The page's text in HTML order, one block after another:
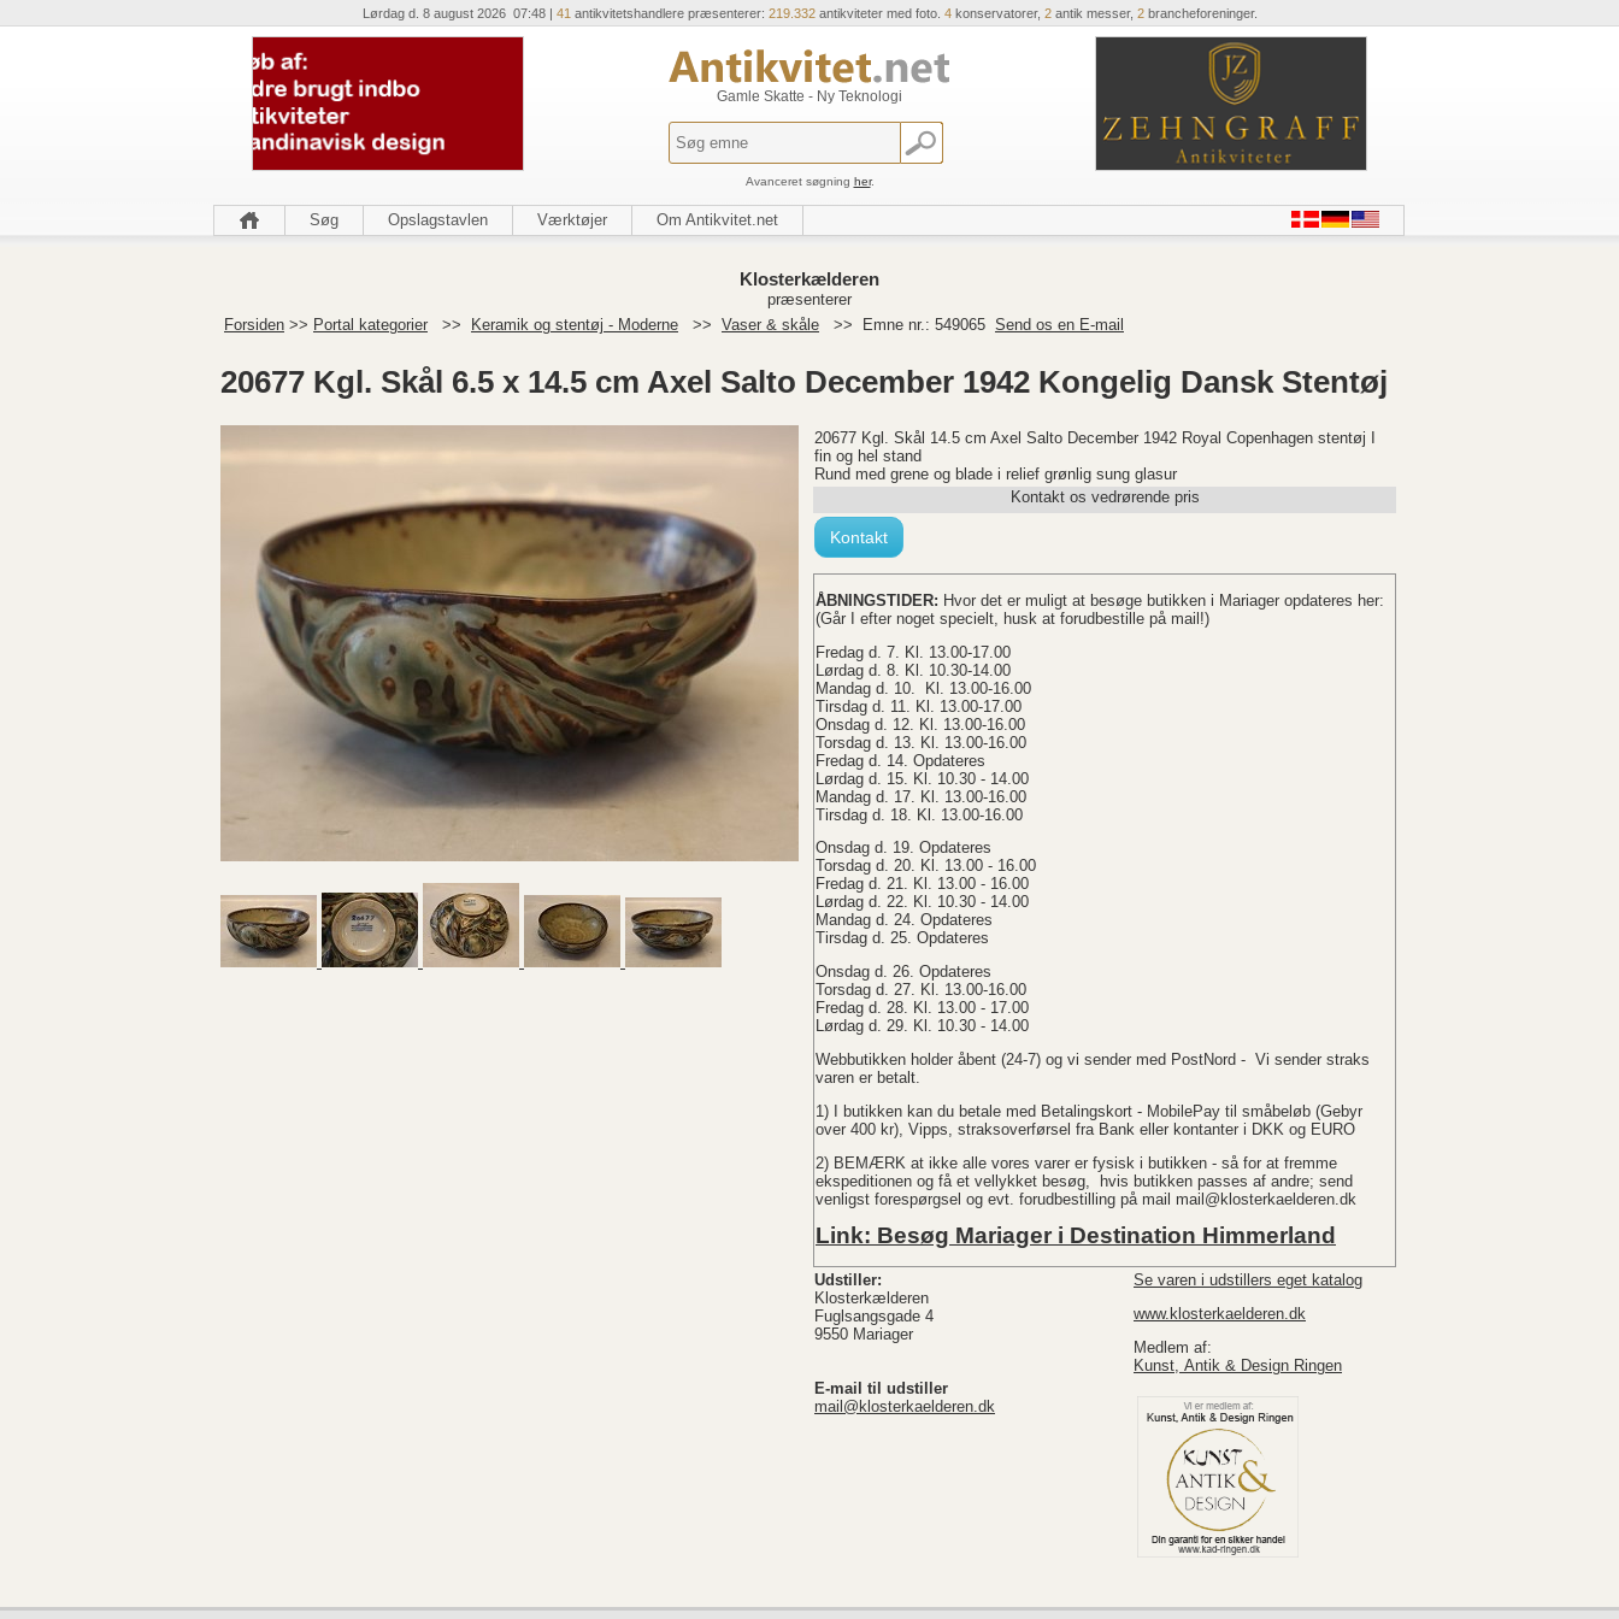
Lørdag d. 8 august 2026 07:48 | 41 antikvitetshandlere præsenterer: 219.332antikviteter med foto. 4konservatorer, 2antik messer, 2brancheforeninger.
Gamle Skatte - Ny Teknologi
Avanceret søgning her.
Søg Opslagstavlen Værktøjer Om Antikvitet.net
Klosterkælderen
præsenterer
Forsiden >> Portal kategorier >> Keramik og stentøj - Moderne >> Vaser & skåle >> Emne nr.: 549065 Send os en E-mail
20677 Kgl. Skål 6.5 x 14.5 cm Axel Salto December 1942 Kongelig Dansk Stentøj
20677 Kgl. Skål 14.5 cm Axel Salto December 1942 Royal Copenhagen stentøj I
fin og hel stand
Rund med grene og blade i relief grønlig sung glasur
Kontakt os vedrørende pris
Kontakt
ÅBNINGSTIDER: Hvor det er muligt at besøge butikken i Mariager opdateres her:
(Går I efter noget specielt, husk at forudbestille på mail!)
Fredag d. 7. Kl. 13.00-17.00
Lørdag d. 8. Kl. 10.30-14.00
Mandag d. 10. Kl. 13.00-16.00
Tirsdag d. 11. Kl. 13.00-17.00
Onsdag d. 12. Kl. 13.00-16.00
Torsdag d. 13. Kl. 13.00-16.00
Fredag d. 14. Opdateres
Lørdag d. 15. Kl. 10.30 - 14.00
Mandag d. 17. Kl. 13.00-16.00
Tirsdag d. 18. Kl. 13.00-16.00
Onsdag d. 19. Opdateres
Torsdag d. 20. Kl. 13.00 - 16.00
Fredag d. 21. Kl. 13.00 - 16.00
Lørdag d. 22. Kl. 10.30 - 14.00
Mandag d. 24. Opdateres
Tirsdag d. 25. Opdateres
Onsdag d. 26. Opdateres
Torsdag d. 27. Kl. 13.00-16.00
Fredag d. 28. Kl. 13.00 - 17.00
Lørdag d. 29. Kl. 10.30 - 14.00
Webbutikken holder åbent (24-7) og vi sender med PostNord - Vi sender straks
varen er betalt.
1) I butikken kan du betale med Betalingskort - MobilePay til småbeløb (Gebyr
over 400 kr), Vipps, straksoverførsel fra Bank eller kontanter i DKK og EURO
2) BEMÆRK at ikke alle vores varer er fysisk i butikken - så for at fremme
ekspeditionen og få et vellykket besøg, hvis butikken passes af andre; send
venligst forespørgsel og evt. forudbestilling på mail mail@klosterkaelderen.dk
Link: Besøg Mariager i Destination Himmerland
Udstiller:
Klosterkælderen
Fuglsangsgade 4
9550 Mariager
E-mail til udstiller
mail@klosterkaelderen.dk
Se varen i udstillers eget katalog
www.klosterkaelderen.dk
Medlem af:
Kunst, Antik & Design Ringen